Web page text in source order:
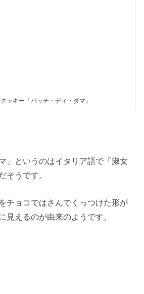
ッキー「バッチ・ディ・ダマ」
」というのはイタリア語で「淑女
そうです。
チョコではさんでくっつけた形が
見えるのが由来のようです。